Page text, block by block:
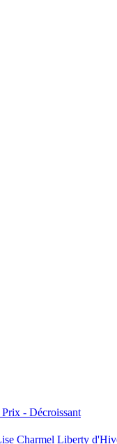
Prix - Décroissant